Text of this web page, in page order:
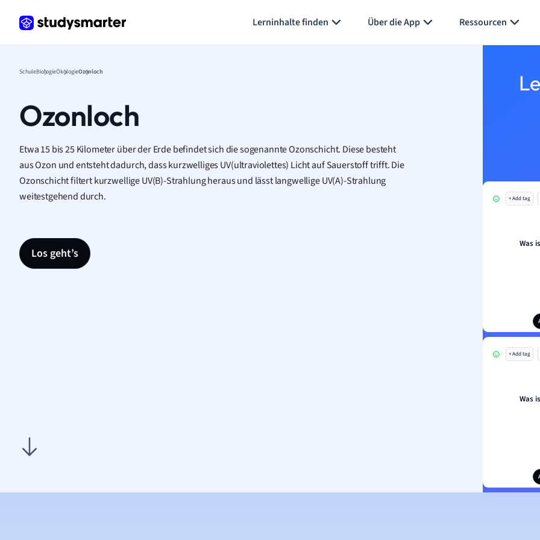
Lerninhalte finden Über die App Ressourcen
SchuleBiologieÖkologieOzonloch
Ozonloch
Etwa 15 bis 25 Kilometer über der Erde befindet sich die sogenannte Ozonschicht. Diese besteht
aus Ozon und entsteht dadurch, dass kurzwelliges UV(ultraviolettes) Licht auf Sauerstoff trifft. Die
Ozonschicht filtert kurzwellige UV(B)-Strahlung heraus und lässt langwellige UV(A)-Strahlung
weitestgehend durch.
Los geht’s
+ Add tag
Was
+ Add tag
Was